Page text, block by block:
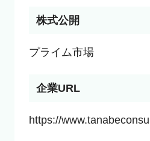
株式公開
プライム市場
企業URL
https://